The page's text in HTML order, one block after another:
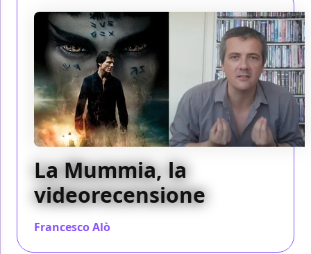
La Mummia, la
videorecensione
Francesco Alò